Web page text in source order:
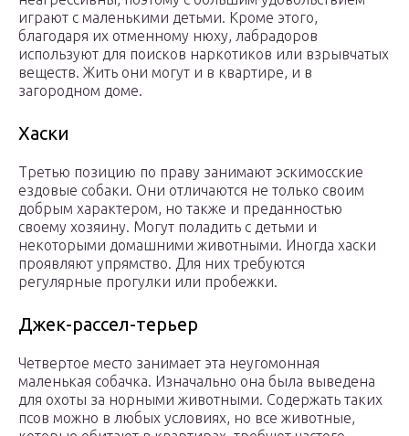
играют с маленькими детьми. Кроме этого,
благодаря их отменному нюху, лабрадоров
используют для поисков наркотиков или взрывчатых
веществ. Жить они могут и в квартире, и в
загородном доме.
Хаски
Третью позицию по праву занимают эскимосские
ездовые собаки. Они отличаются не только своим
добрым характером, но также и преданностью
своему хозяину. Могут поладить с детьми и
некоторыми домашними животными. Иногда хаски
проявляют упрямство. Для них требуются
регулярные прогулки или пробежки.
Джек-рассел-терьер
Четвертое место занимает эта неугомонная
маленькая собачка. Изначально она была выведена
для охоты за норными животными. Содержать таких
псов можно в любых условиях, но все животные,